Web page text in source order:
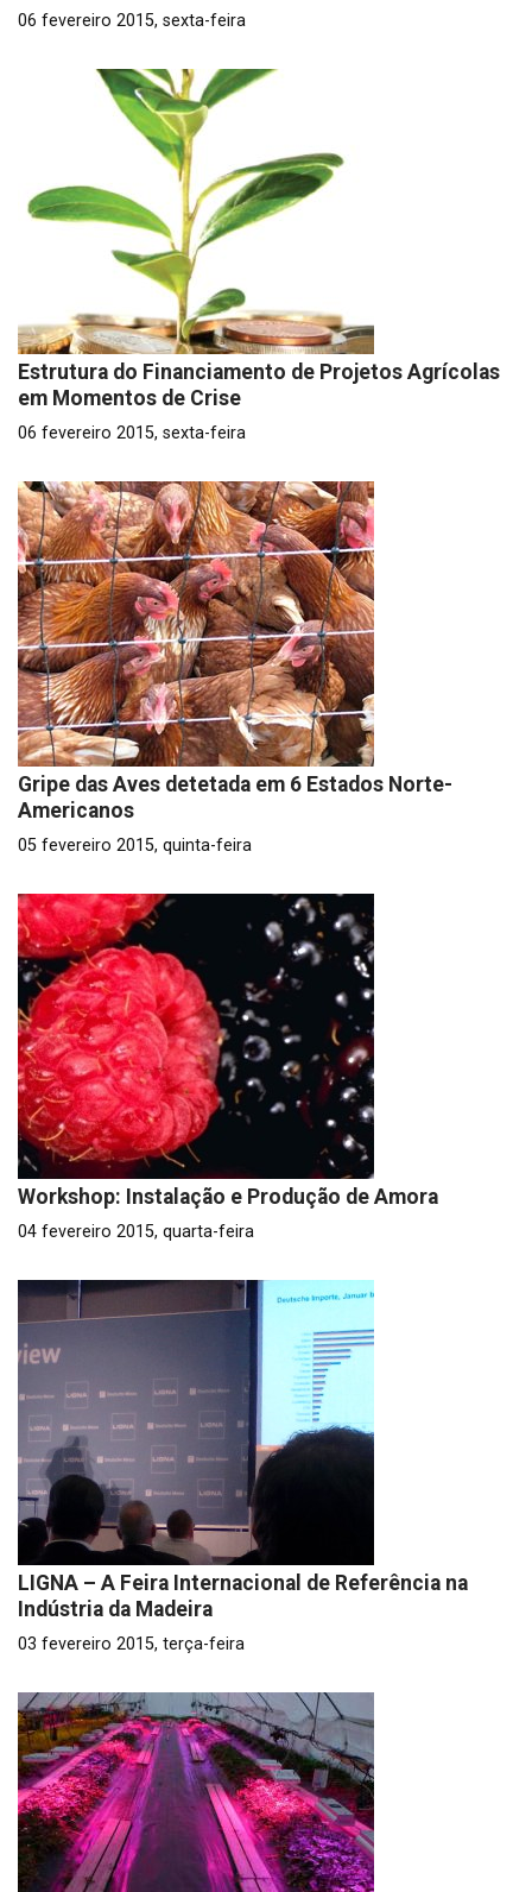
06 fevereiro 2015, sexta-feira
Estrutura do Financiamento de Projetos Agrícolas
em Momentos de Crise
06 fevereiro 2015, sexta-feira
Gripe das Aves detetada em 6 Estados Norte-
Americanos
05 fevereiro 2015, quinta-feira
Workshop: Instalação e Produção de Amora
04 fevereiro 2015, quarta-feira
LIGNA – A Feira Internacional de Referência na
Indústria da Madeira
03 fevereiro 2015, terça-feira